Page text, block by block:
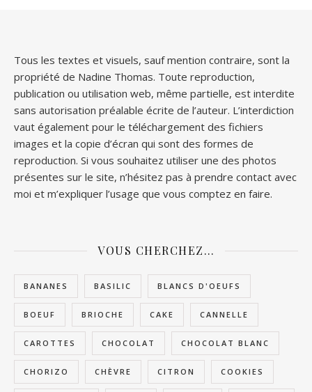
Tous les textes et visuels, sauf mention contraire, sont la
propriété de Nadine Thomas. Toute reproduction,
publication ou utilisation web, même partielle, est interdite
sans autorisation préalable écrite de l’auteur. L’interdiction
vaut également pour le téléchargement des fichiers
images et la copie d’écran qui sont des formes de
reproduction. Si vous souhaitez utiliser une des photos
présentes sur le site, n’hésitez pas à prendre contact avec
moi et m’expliquer l’usage que vous comptez en faire.
VOUS CHERCHEZ…
BANANES BASILIC BLANCS D'OEUFS
BOEUF BRIOCHE CAKE CANNELLE
CAROTTES CHOCOLAT CHOCOLAT BLANC
CHORIZO CHÈVRE CITRON COOKIES